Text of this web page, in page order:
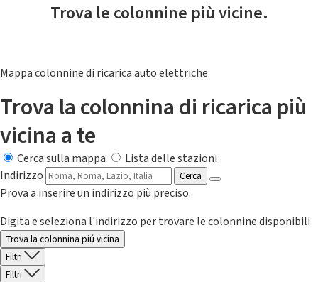
Trova le colonnine più vicine.
Mappa colonnine di ricarica auto elettriche
Trova la colonnina di ricarica più
vicina a te
Cerca sulla mappa
Lista delle stazioni
Indirizzo
Cerca
Prova a inserire un indirizzo più preciso.
Digita e seleziona l'indirizzo per trovare le colonnine disponibili
Trova la colonnina piú vicina
Filtri
Filtri